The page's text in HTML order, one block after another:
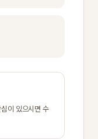
이 있으시면 수